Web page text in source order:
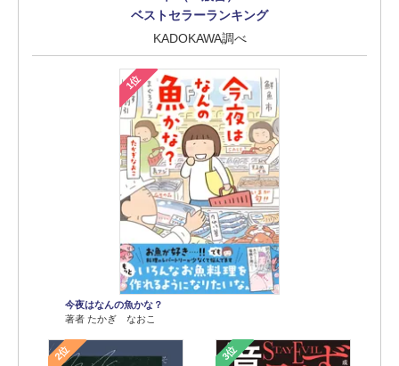
ベストセラーランキング
KADOKAWA調べ
1位
今夜はなんの魚かな？
著者 たかぎ なおこ
2位 3位